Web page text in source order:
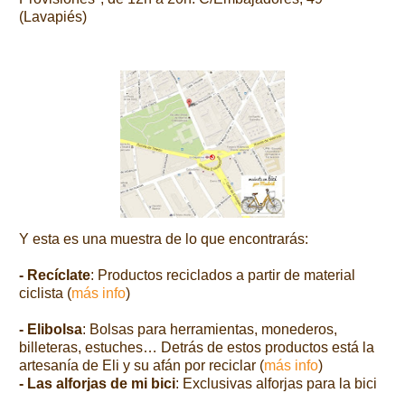
(Lavapiés)
Y esta es una muestra de lo que encontrarás:
- Recíclate: Productos reciclados a partir de material
ciclista (más info)
- Elibolsa: Bolsas para herramientas, monederos,
billeteras, estuches… Detrás de estos productos está la
artesanía de Eli y su afán por reciclar (más info)
- Las alforjas de mi bici: Exclusivas alforjas para la bici